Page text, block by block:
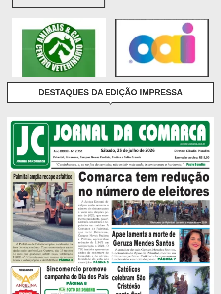
DESTAQUES DA EDIÇÃO IMPRESSA